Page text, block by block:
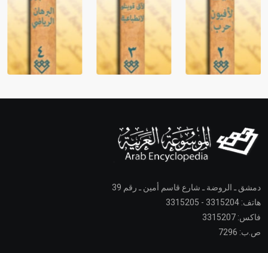
دمشق ـ الروضة ـ شارع قاسم أمين ـ رقم 39
هاتف: 3315204 - 3315205
فاكس: 3315207
ص.ب: 7296